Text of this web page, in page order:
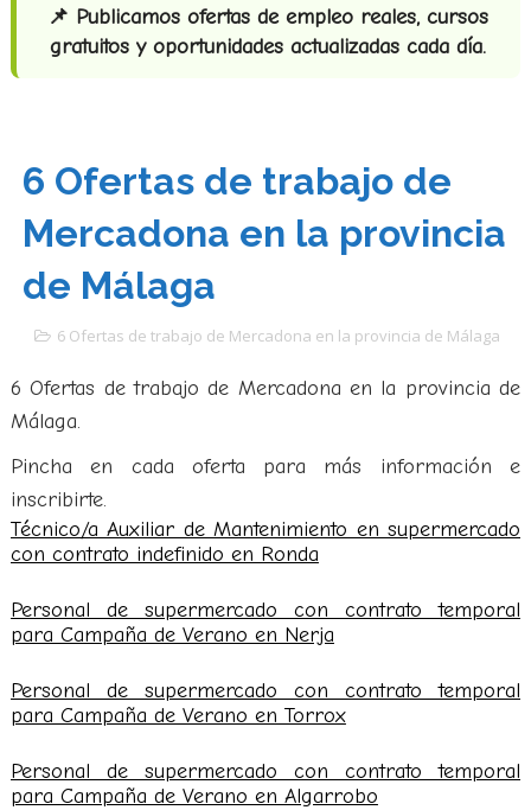
📌 Publicamos ofertas de empleo reales, cursos
gratuitos y oportunidades actualizadas cada día.
6 Ofertas de trabajo de
Mercadona en la provincia
de Málaga
6 Ofertas de trabajo de Mercadona en la provincia de Málaga
6 Ofertas de trabajo de Mercadona en la provincia de
Málaga.
Pincha en cada oferta para más información e
inscribirte.
Técnico/a Auxiliar de Mantenimiento en supermercado
con contrato indefinido en Ronda
Personal de supermercado con contrato temporal
para Campaña de Verano en Nerja
Personal de supermercado con contrato temporal
para Campaña de Verano en Torrox
Personal de supermercado con contrato temporal
para Campaña de Verano en Algarrobo